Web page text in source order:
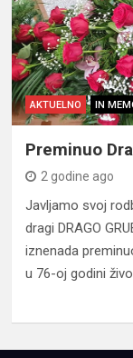
AKTUELNO IN
Preminuo
2 godine ago
Javljamo svoj
dragi DRAGO
iznenada
u 76-oj godini